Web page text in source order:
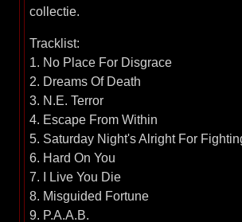
collectie.
Tracklist:
1. No Place For Disgrace
2. Dreams Of Death
3. N.E. Terror
4. Escape From Within
5. Saturday Night's Alright For
6. Hard On You
7. I Live You Die
8. Misguided Fortune
9. P.A.A.B.